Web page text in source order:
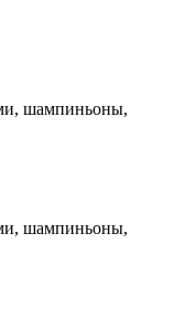
шампиньоны,
шампиньоны,